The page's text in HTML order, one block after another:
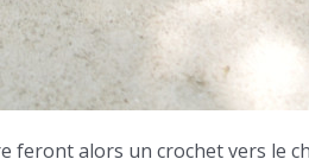
feront alors un crochet vers le